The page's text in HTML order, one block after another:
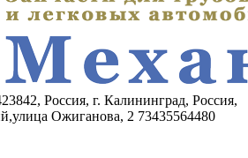
Россия, г. Калининград, Россия,
Ожиганова, 2 73435564480